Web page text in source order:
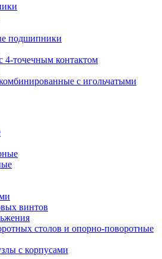
подшипники
4-точечным контактом
с игольчатыми
винтов
столов и опорно-поворотные
с корпусами